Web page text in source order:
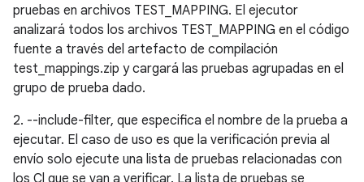
pruebas en archivos TEST_MAPPING. El ejecutor
analizará todos los archivos TEST_MAPPING en el código
fuente a través del artefacto de compilación
test_mappings.zip y cargará las pruebas agrupadas en el
grupo de prueba dado.
2. --include-filter, que especifica el nombre de la prueba a
ejecutar. El caso de uso es que la verificación previa al
envío solo ejecute una lista de pruebas relacionadas con
los Cl que se van a verificar. La lista de pruebas se